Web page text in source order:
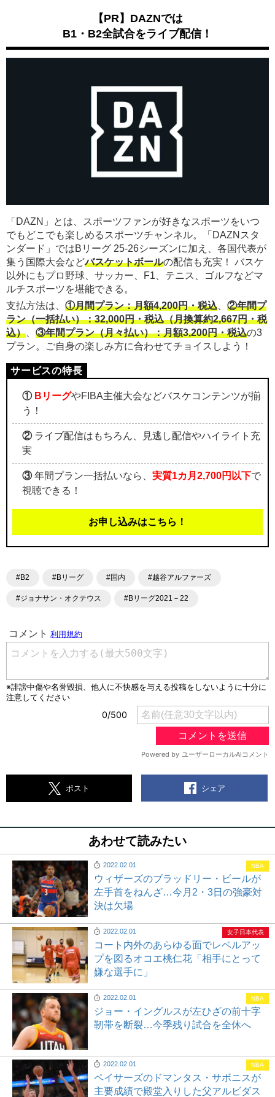
【PR】DAZNでは
B1・B2全試合をライブ配信！
「DAZN」とは、スポーツファンが好きなスポーツをいつ
でもどこでも楽しめるスポーツチャンネル。「DAZNスタ
ンダード」ではBリーグ 25-26シーズンに加え、各国代表が
集う国際大会などバスケットボールの配信も充実！ バスケ
以外にもプロ野球、サッカー、F1、テニス、ゴルフなどマ
ルチスポーツを堪能できる。
支払方法は、 ①月間プラン：月額4,200円・税込、 ②年間プ
ラン（一括払い）：32,000円・税込（月換算約2,667円・税
込）、 ③年間プラン（月々払い）：月額3,200円・税込の3
プラン。ご自身の楽しみ方に合わせてチョイスしよう！
① BリーグやFIBA主催大会などバスケコンテンツが揃
う！
②ライブ配信はもちろん、見逃し配信やハイライト充
実
③年間プラン一括払いなら、 実質1カ月2,700円以下で
視聴できる！
お申し込みはこちら！
#B2 #Bリーグ #国内 #越谷アルファーズ
#ジョナサン・オクテウス #Bリーグ2021－22
ポスト シェア
あわせて読みたい
2022.02.01
ウィザーズのブラッドリー・ビールが
左手首をねんざ…今月2・3日の強豪対
決は欠場
NBA
2022.02.01
コート内外のあらゆる面でレベルアッ
プを図るオコエ桃仁花「相手にとって
嫌な選手に」
女子日本代表
2022.02.01
ジョー・イングルスが左ひざの前十字
靭帯を断裂…今季残り試合を全休へ
NBA
2022.02.01
ペイサーズのドマンタス・サボニスが
主要成績で殿堂入りした父アルビダス
NBA